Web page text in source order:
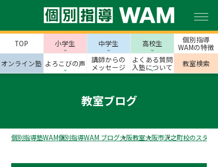
TOP 小学生 中学生 高校生
個別指導
WAMの特徴
オンライン塾 よろこびの声
講師からの
メッセージ
よくある質問
入塾について
教室検索
教室ブログ
個別指導塾WAM個別指導WAM ブログ大阪教室大阪市沢之町校のスタッ